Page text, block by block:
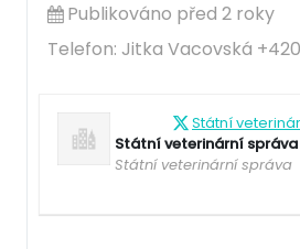
Publikováno před 2 roky
Telefon: Jitka Vacovská
Státní
Státní veterinární správa
Státní veterinární správa